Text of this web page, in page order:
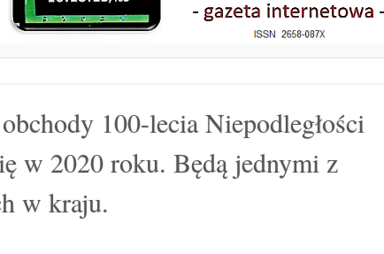
100-lecia Niepodległości
w 2020 roku. Będą jednymi z
w kraju.